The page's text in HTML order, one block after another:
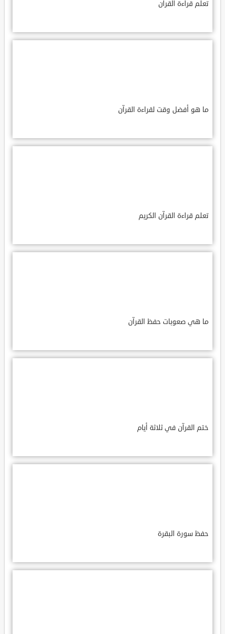
تعلم قراءة القرآن
ما هو أفضل وقت لقراءة القرآن
تعلم قراءة القرآن الكريم
ما هي صعوبات حفظ القرآن
ختم القرآن في ثلاثة أيام
حفظ سورة البقرة